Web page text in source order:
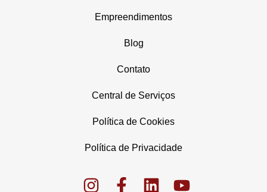
Empreendimentos
Blog
Contato
Central de Serviços
Política de Cookies
Política de Privacidade